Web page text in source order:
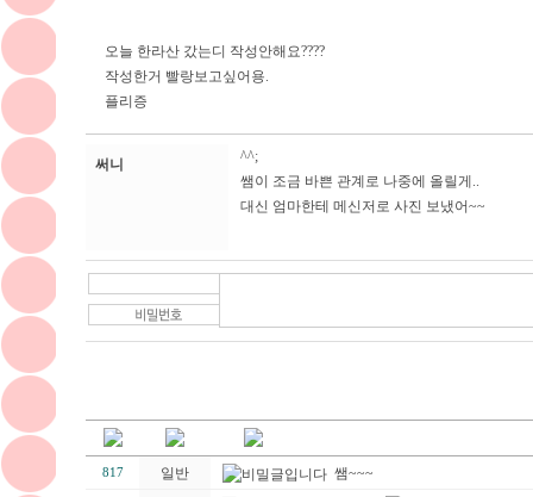
오늘 한라산 갔는디 작성안해요????
작성한거 빨랑보고싶어용.
플리증
써니
^^;
쌤이 조금 바쁜 관계로 나중에 올릴게..
대신 엄마한테 메신저로 사진 보냈어~~
817 일반 쌤~~~